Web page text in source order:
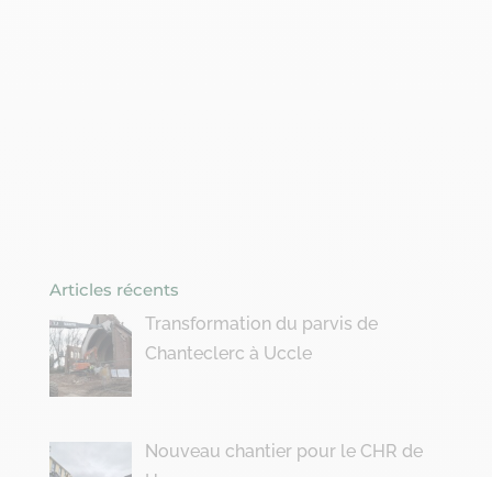
Articles récents
Transformation du parvis de
Chanteclerc à Uccle
Nouveau chantier pour le CHR de